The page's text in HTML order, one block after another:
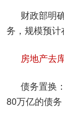
财政部明
务，规模预计
房地产去
债务置换
80万亿的债务